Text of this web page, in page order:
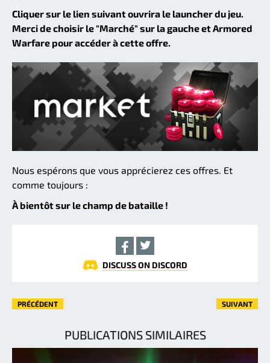
Cliquer sur le lien suivant ouvrira le launcher du jeu.
Merci de choisir le "Marché" sur la gauche et Armored
Warfare pour accéder à cette offre.
Nous espérons que vous apprécierez ces offres. Et
comme toujours :
À bientôt sur le champ de bataille !
DISCUSS ON DISCORD
PRÉCÉDENT SUIVANT
PUBLICATIONS SIMILAIRES